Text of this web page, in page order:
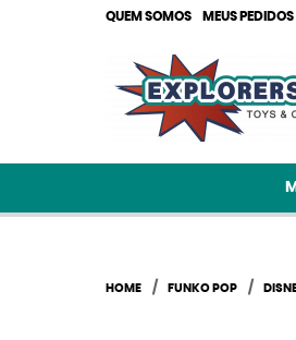
QUEM SOMOS MEUS PEDIDOS
HOME FUNKO POP